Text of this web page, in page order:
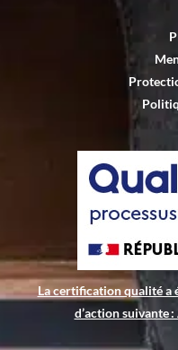
La certification qualité a
d’action suivante